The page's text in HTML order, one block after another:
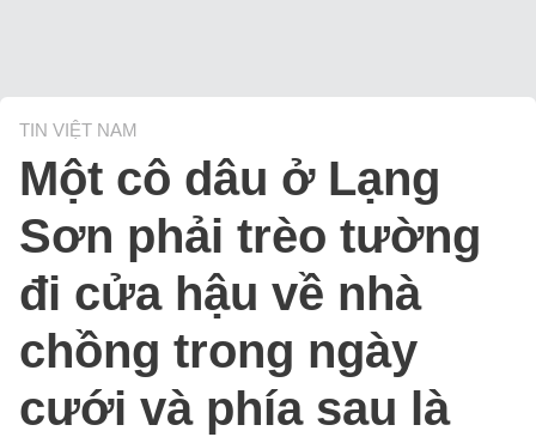
TIN VIỆT NAM
Một cô dâu ở Lạng
Sơn phải trèo tường
đi cửa hậu về nhà
chồng trong ngày
cưới và phía sau là